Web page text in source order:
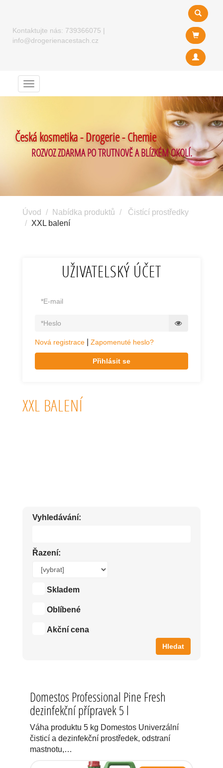
Kontaktujte nás: 739366075 |
info@drogerienacestach.cz
Menu
Česká kosmetika - Drogerie - Chemie
ROZVOZ ZDARMA PO TRUTNOVĚ A BLÍZKÉM OKOLÍ.
Úvod Nabídka produktů
Čistící prostředky
XXL balení
UŽIVATELSKÝ ÚČET
Nová registrace Zapomenuté heslo?
Přihlásit se
XXL BALENÍ
Vyhledávání:
Řazení:
Skladem
Oblíbené
Akční cena
Hledat
Domestos Professional Pine Fresh
dezinfekční přípravek 5 l
Váha produktu 5 kg Domestos Univerzální
čisticí a dezinfekční prostředek, odstraní
mastnotu,…